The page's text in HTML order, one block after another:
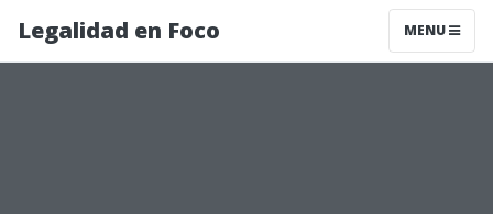
Legalidad en Foco MENU